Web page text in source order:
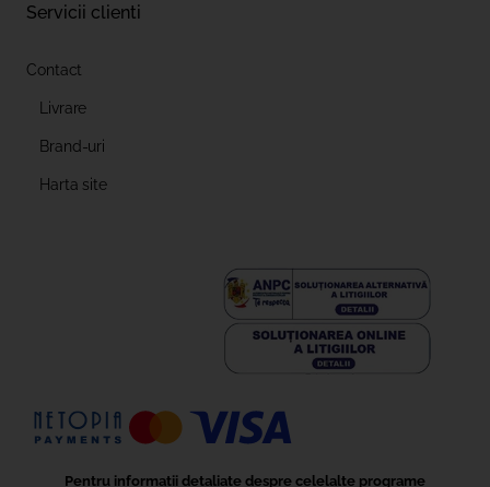
Servicii clienti
Contact
Livrare
Brand-uri
Harta site
Pentru informații detaliate despre celelalte programe